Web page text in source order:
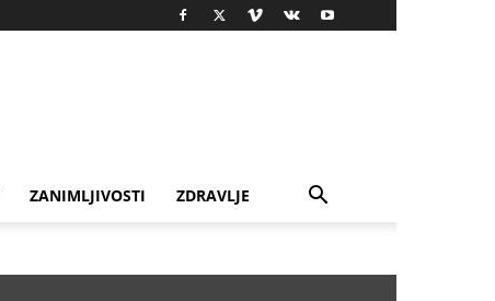
ZANIMLJIVOSTI ZDRAVLJE